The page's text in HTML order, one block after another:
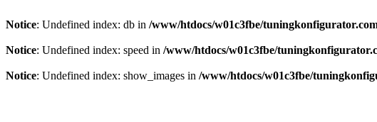
Notice: Undefined index: db in /www/htdocs/w01c3fbe/
Notice: Undefined index: speed in /www/htdocs/w01c3fbe/
Notice: Undefined index: show_images in /www/htdocs/w01c3fbe/